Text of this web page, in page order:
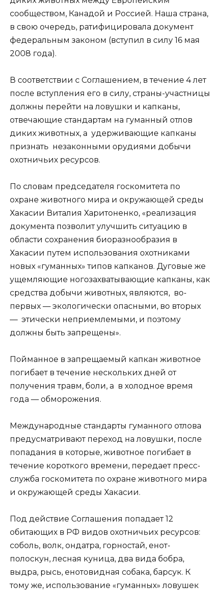
сообществом, Канадой и Россией. Наша страна,
в свою очередь, ратифицировала документ
федеральным законом (вступил в силу 16 мая
2008 года).
В соответствии с Соглашением, в течение 4 лет
после вступления его в силу, страны-участницы
должны перейти на ловушки и капканы,
отвечающие стандартам на гуманный отлов
диких животных, а удерживающие капканы
признать незаконными орудиями добычи
охотничьих ресурсов.
По словам председателя госкомитета по
охране животного мира и окружающей среды
Хакасии Виталия Харитоненко, «реализация
документа позволит улучшить ситуацию в
области сохранения биоразнообразия в
Хакасии путем использования охотниками
новых «гуманных» типов капканов. Дуговые же
ущемляющие ногозахватывающие капканы, как
средства добычи животных, являются, во-
первых — экологически опасными, во вторых
— этически неприемлемыми, и поэтому
должны быть запрещены».
Пойманное в запрещаемый капкан животное
погибает в течение нескольких дней от
получения травм, боли, а в холодное время
года — обморожения.
Международные стандарты гуманного отлова
предусматривают переход на ловушки, после
попадания в которые, животное погибает в
течение короткого времени, передает пресс-
служба госкомитета по охране животного мира
и окружающей среды Хакасии.
Под действие Соглашения попадает 12
обитающих в РФ видов охотничьих ресурсов:
соболь, волк, ондатра, горностай, енот-
полоскун, лесная куница, два вида бобра,
выдра, рысь, енотовидная собака, барсук. К
тому же, использование «гуманных» ловушек